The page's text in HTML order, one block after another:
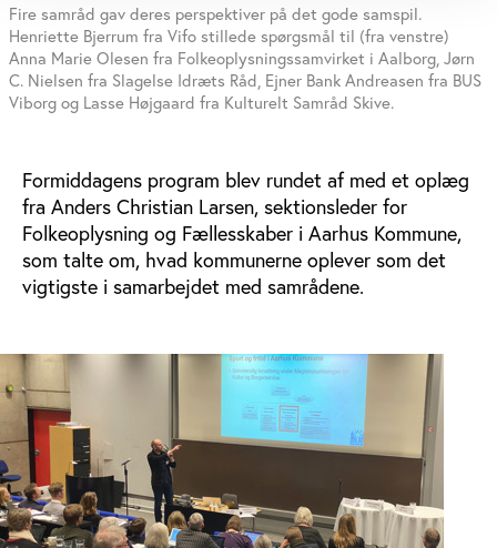
Fire samråd gav deres perspektiver på det gode samspil.
Henriette Bjerrum fra Vifo stillede spørgsmål til (fra venstre)
Anna Marie Olesen fra Folkeoplysningssamvirket i Aalborg, Jørn
C. Nielsen fra Slagelse Idræts Råd, Ejner Bank Andreasen fra BUS
Viborg og Lasse Højgaard fra Kulturelt Samråd Skive.
Formiddagens program blev rundet af med et oplæg
fra Anders Christian Larsen, sektionsleder for
Folkeoplysning og Fællesskaber i Aarhus Kommune,
som talte om, hvad kommunerne oplever som det
vigtigste i samarbejdet med samrådene.